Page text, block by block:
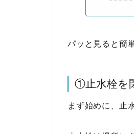
パッと見ると簡
①止水栓を
まず始めに、止